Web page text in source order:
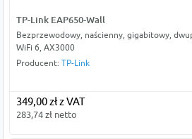
TP-Link EAP650-Wall
Bezprzewodowy, naścienny, gigabitowy,
WiFi 6, AX3000
Producent: TP-Link
349,00 zł z VAT
283,74 zł netto